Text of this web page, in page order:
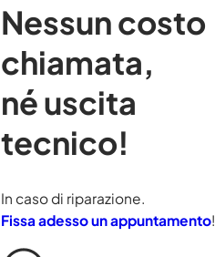
Nessun costo
chiamata,
né uscita
tecnico!
In caso di riparazione.
Fissa adesso un appuntamento!